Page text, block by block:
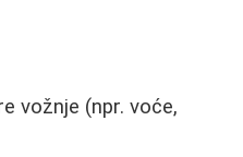
vožnje (npr. voće,